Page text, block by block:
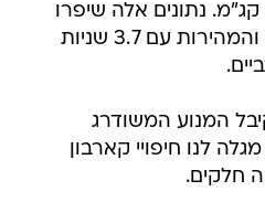
סוס והמומנט צמח ל-82 קג"מ. נתונים אלה שיפרו
במעט את נתוני התאוצה והמהירות עם 3.7 שניות
המנוע המשודרג
לנו חיפויי קארבון
חלקים.